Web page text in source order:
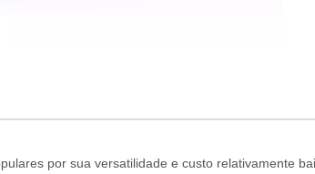
por sua versatilidade e custo relativamente